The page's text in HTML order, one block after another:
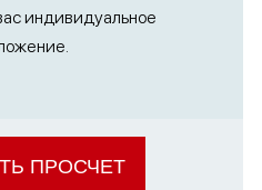
ПРОСЧЕТ
индивидуальное